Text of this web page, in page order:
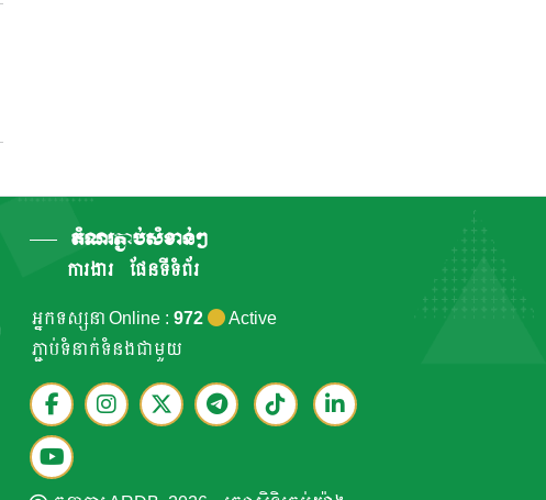
តំណរភ្ជាប់សំខាន់ៗ
ការងារ
ផែនទីទំព័រ
អ្នកទស្សនា Online : 972
Active
ភ្ជាប់ទំនាក់ទំនងជាមួយ